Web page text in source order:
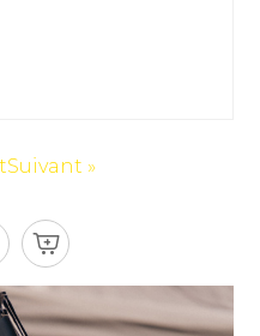
Suivant »